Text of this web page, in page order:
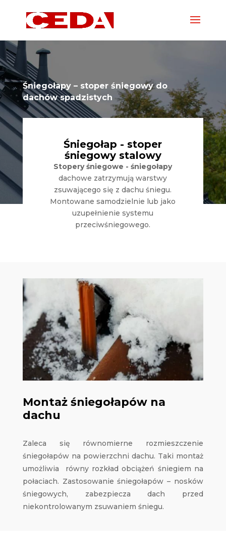
Śniegołapy – stoper śniegowy do
dachów spadzistych
Śniegołap - stoper
śniegowy stalowy
Stopery śniegowe - śniegołapy
dachowe zatrzymują warstwy
zsuwającego się z dachu śniegu.
Montowane samodzielnie lub jako
uzupełnienie systemu
przeciwśniegowego.
Montaż śniegołapów na
dachu
Zaleca się równomierne rozmieszczenie
śniegołapów na powierzchni dachu. Taki montaż
umożliwia równy rozkład obciążeń śniegiem na
połaciach. Zastosowanie śniegołapów – nosków
śniegowych, zabezpiecza dach przed
niekontrolowanym zsuwaniem śniegu.